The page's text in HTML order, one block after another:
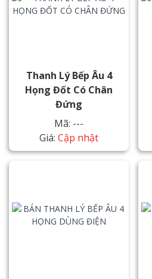
Thanh Lý Bếp Âu 4
Họng Đốt Có Chân
Đứng
Mã: ---
Giá: Cập nhật